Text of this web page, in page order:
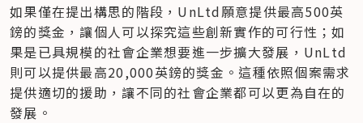
如果僅在提出構思的階段，UnLtd願意提供最高500英
鎊的獎金，讓個人可以探究這些創新實作的可行性；如
果是已具規模的社會企業想要進一步擴大發展，UnLtd
則可以提供最高20,000英鎊的獎金。這種依照個案需求
提供適切的援助，讓不同的社會企業都可以更為自在的
發展。